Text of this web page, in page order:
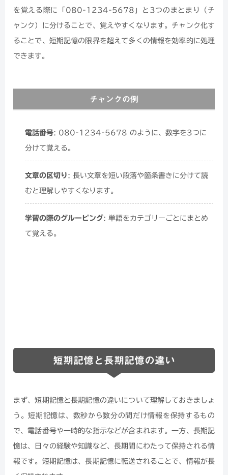
を覚える際に「080-1234-5678」と3つのまとまり（チ
ャンク）に分けることで、覚えやすくなります。チャンク化す
ることで、短期記憶の限界を超えて多くの情報を効率的に処理
できます。
チャンクの例
電話番号: 080-1234-5678 のように、数字を3つに
分けて覚える。
文章の区切り : 長い文章を短い段落や箇条書きに分けて読
むと理解しやすくなります。
学習の際のグルーピング: 単語をカテゴリーごとにまとめ
て覚える。
短期記憶と長期記憶の違い
まず、短期記憶と長期記憶の違いについて理解しておきましょ
う。短期記憶は、数秒から数分の間だけ情報を保持するもの
で、電話番号や一時的な指示などが含まれます。一方、長期記
憶は、日々の経験や知識など、長期間にわたって保持される情
報です。短期記憶は、長期記憶に転送されることで、情報が長